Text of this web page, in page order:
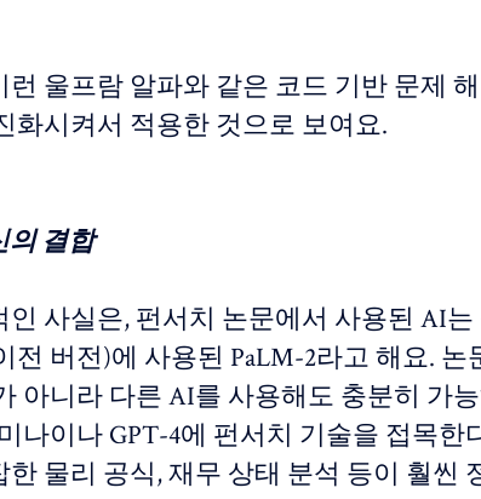
런 울프람 알파와 같은 코드 기반 문제
화시켜서 적용한 것으로 보여요.
의 결합
인 사실은, 펀서치 논문에서 사용된 AI
전 버전)에 사용된 PaLM-2라고 해요. 논
아니라 다른 AI를 사용해도 충분히 가
나이나 GPT-4에 펀서치 기술을 접목한
한 물리 공식, 재무 상태 분석 등이 훨씬